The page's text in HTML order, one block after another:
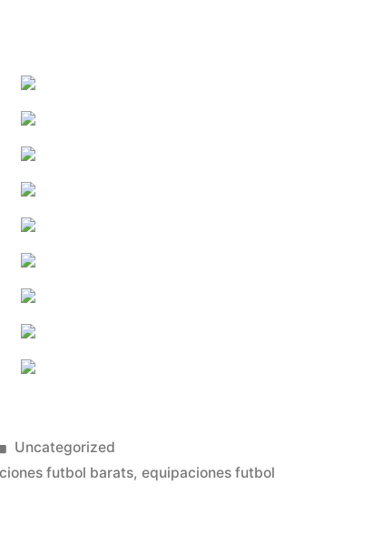
Publicado
en
Uncategorized
futbol barats,equipaciones futbol